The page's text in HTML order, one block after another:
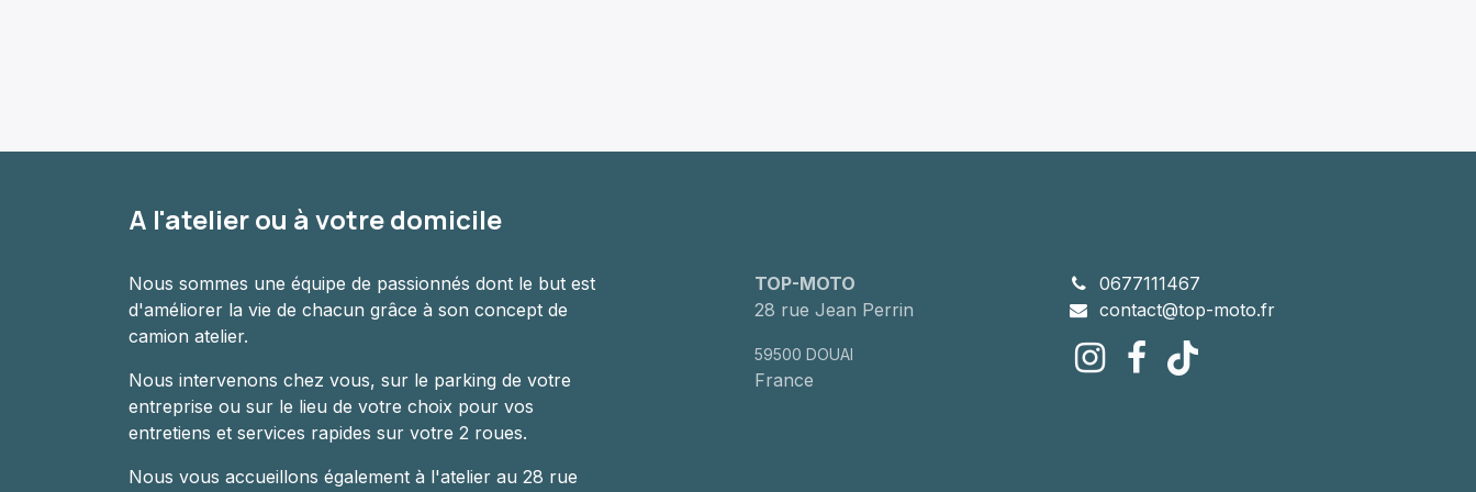
A l'atelier ou à votre domicile
Nous sommes une équipe de passionnés dont le but est
d'améliorer la vie de chacun grâce à son concept de
camion atelier.
Nous intervenons chez vous, sur le parking de votre
entreprise ou sur le lieu de votre choix pour vos
entretiens et services rapides sur votre 2 roues.
Nous vous accueillons également à l'atelier au 28 rue
TOP-MOTO
28 rue Jean Perrin
59500 DOUAI
France
0677111467
contact@top-moto.fr